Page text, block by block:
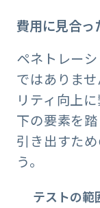
費用に見合っ
ペネトレー
ではありま
リティ向上
下の要素を
引き出すた
う。
テストの範